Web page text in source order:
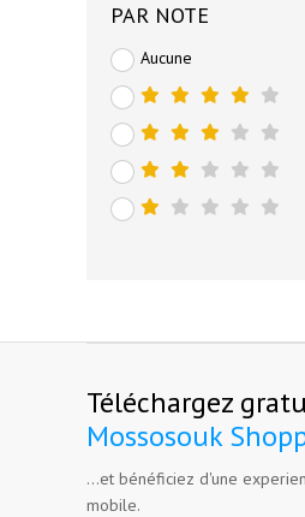
PAR NOTE
Aucune
Téléchargez
Mossosouk
...et bénéficiez d'une
mobile.